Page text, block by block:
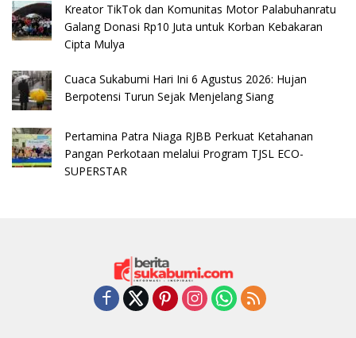
Kreator TikTok dan Komunitas Motor Palabuhanratu
Galang Donasi Rp10 Juta untuk Korban Kebakaran
Cipta Mulya
Cuaca Sukabumi Hari Ini 6 Agustus 2026: Hujan
Berpotensi Turun Sejak Menjelang Siang
Pertamina Patra Niaga RJBB Perkuat Ketahanan
Pangan Perkotaan melalui Program TJSL ECO-
SUPERSTAR